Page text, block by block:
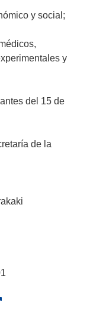
y social;
y
del 15 de
de la